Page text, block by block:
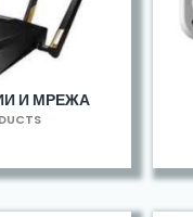
И МРЕЖА